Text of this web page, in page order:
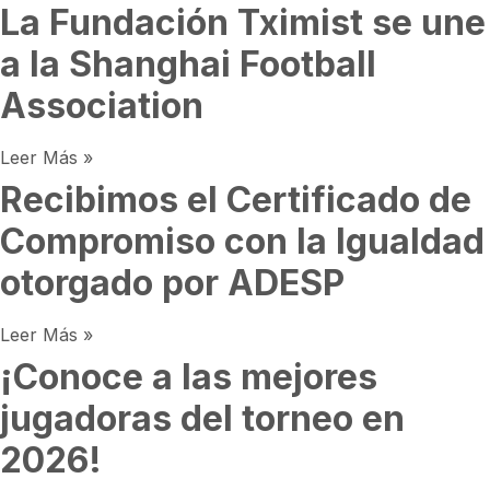
La Fundación Tximist se une
a la Shanghai Football
Association
Leer Más »
Recibimos el Certificado de
Compromiso con la Igualdad
otorgado por ADESP
Leer Más »
¡Conoce a las mejores
jugadoras del torneo en
2026!